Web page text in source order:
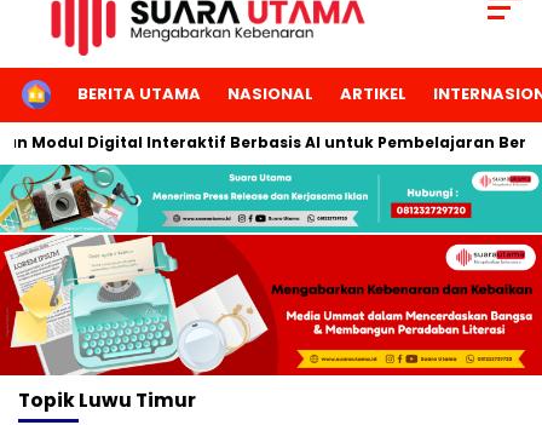
HOMEBERITA UTAMA NASIONAL ARTIKEL
Modul Digital Interaktif Berbasis AI untuk Pembelajaran
TopikLuwu Timur